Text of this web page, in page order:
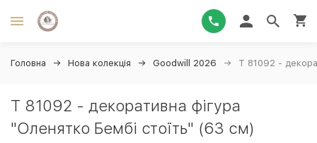
Головна Нова колекція Goodwill 2026 T 81092 -
T 81092 - декоративна фігура
"Оленятко Бембі стоїть" (63 см)